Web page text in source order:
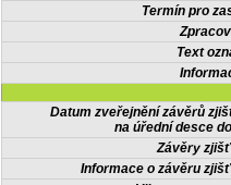
Termín pro
Text
Datum zveřejnění závěrů
na úřední desce
Závěry
Informace o závěru